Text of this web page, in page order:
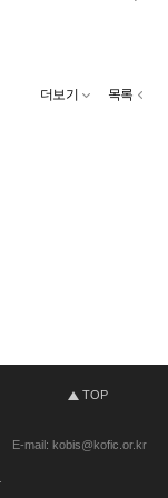
더보기 목록
TOP
E-mail: kobis@kofic.or.kr